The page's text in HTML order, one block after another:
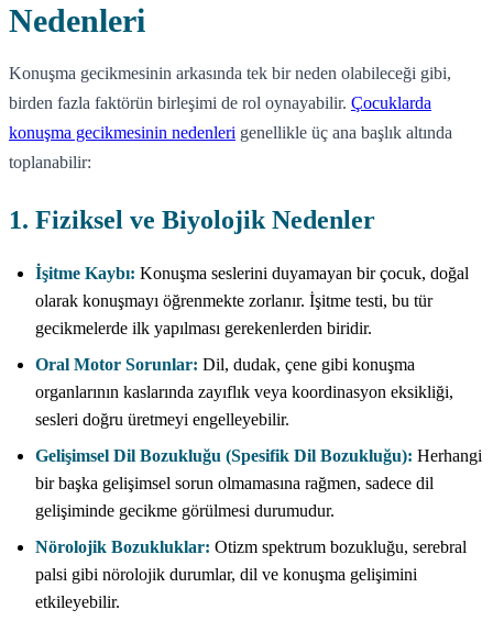
Nedenleri
Konuşma gecikmesinin arkasında tek bir neden olabileceği gibi,
birden fazla faktörün birleşimi de rol oynayabilir. Çocuklarda
konuşma gecikmesinin nedenleri genellikle üç ana başlık altında
toplanabilir:
1. Fiziksel ve Biyolojik Nedenler
İşitme Kaybı: Konuşma seslerini duyamayan bir çocuk, doğal
olarak konuşmayı öğrenmekte zorlanır. İşitme testi, bu tür
gecikmelerde ilk yapılması gerekenlerden biridir.
Oral Motor Sorunlar: Dil, dudak, çene gibi konuşma
organlarının kaslarında zayıflık veya koordinasyon eksikliği,
sesleri doğru üretmeyi engelleyebilir.
Gelişimsel Dil Bozukluğu (Spesifik Dil Bozukluğu): Herhangi
bir başka gelişimsel sorun olmamasına rağmen, sadece dil
gelişiminde gecikme görülmesi durumudur.
Nörolojik Bozukluklar: Otizm spektrum bozukluğu, serebral
palsi gibi nörolojik durumlar, dil ve konuşma gelişimini
etkileyebilir.